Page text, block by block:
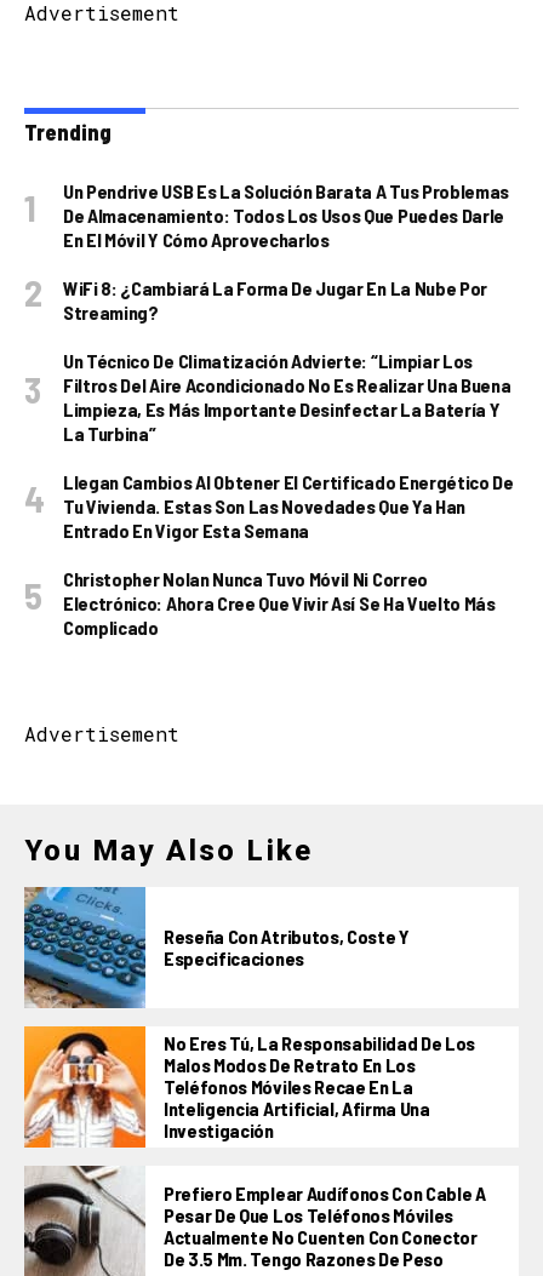
Advertisement
Trending
Un Pendrive USB Es La Solución Barata A Tus Problemas
De Almacenamiento: Todos Los Usos Que Puedes Darle
En El Móvil Y Cómo Aprovecharlos
WiFi 8: ¿cambiará La Forma De Jugar En La Nube Por
Streaming?
Un Técnico De Climatización Advierte: “Limpiar Los
Filtros Del Aire Acondicionado No Es Realizar Una Buena
Limpieza, Es Más Importante Desinfectar La Batería Y
La Turbina”
Llegan Cambios Al Obtener El Certificado Energético De
Tu Vivienda. Estas Son Las Novedades Que Ya Han
Entrado En Vigor Esta Semana
Christopher Nolan Nunca Tuvo Móvil Ni Correo
Electrónico: Ahora Cree Que Vivir Así Se Ha Vuelto Más
Complicado
Advertisement
You May Also Like
Reseña Con Atributos, Coste Y
Especificaciones
No Eres Tú, La Responsabilidad De Los
Malos Modos De Retrato En Los
Teléfonos Móviles Recae En La
Inteligencia Artificial, Afirma Una
Investigación
Prefiero Emplear Audífonos Con Cable A
Pesar De Que Los Teléfonos Móviles
Actualmente No Cuenten Con Conector
De 3.5 Mm. Tengo Razones De Peso